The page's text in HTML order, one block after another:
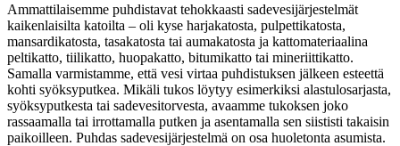
Ammattilaisemme puhdistavat tehokkaasti sadevesijärjestelmät
kaikenlaisilta katoilta – oli kyse harjakatosta, pulpettikatosta,
mansardikatosta, tasakatosta tai aumakatosta ja kattomateriaalina
peltikatto, tiilikatto, huopakatto, bitumikatto tai mineriittikatto.
Samalla varmistamme, että vesi virtaa puhdistuksen jälkeen esteettä
kohti syöksyputkea. Mikäli tukos löytyy esimerkiksi alastulosarjasta,
syöksyputkesta tai sadevesitorvesta, avaamme tukoksen joko
rassaamalla tai irrottamalla putken ja asentamalla sen siististi takaisin
paikoilleen. Puhdas sadevesijärjestelmä on osa huoletonta asumista.